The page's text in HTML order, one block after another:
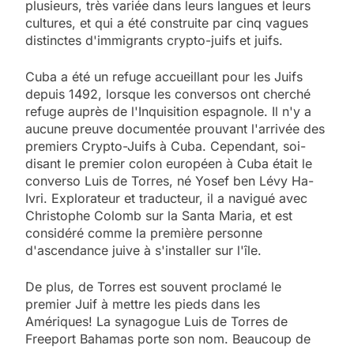
plusieurs, très variée dans leurs langues et leurs
cultures, et qui a été construite par cinq vagues
distinctes d'immigrants crypto-juifs et juifs.
Cuba a été un refuge accueillant pour les Juifs
depuis 1492, lorsque les conversos ont cherché
refuge auprès de l'Inquisition espagnole. Il n'y a
aucune preuve documentée prouvant l'arrivée des
premiers Crypto-Juifs à Cuba. Cependant, soi-
disant le premier colon européen à Cuba était le
converso Luis de Torres, né Yosef ben Lévy Ha-
Ivri. Explorateur et traducteur, il a navigué avec
Christophe Colomb sur la Santa Maria, et est
considéré comme la première personne
d'ascendance juive à s'installer sur l'île.
De plus, de Torres est souvent proclamé le
premier Juif à mettre les pieds dans les
Amériques! La synagogue Luis de Torres de
Freeport Bahamas porte son nom. Beaucoup de